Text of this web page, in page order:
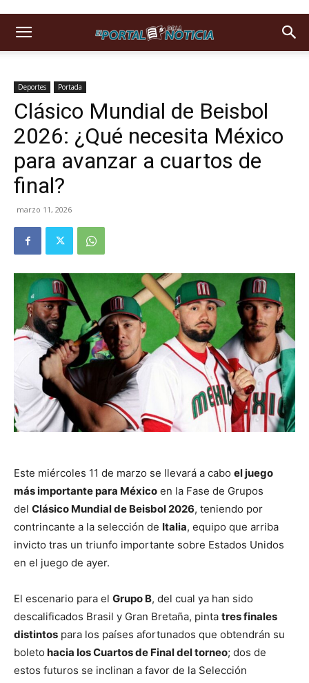
Deportes Portada
Clásico Mundial de Beisbol
2026: ¿Qué necesita México
para avanzar a cuartos de
final?
marzo 11, 2026
Este miércoles 11 de marzo se llevará a cabo el juego
más importante para México en la Fase de Grupos
del Clásico Mundial de Beisbol 2026, teniendo por
contrincante a la selección de Italia, equipo que arriba
invicto tras un triunfo importante sobre Estados Unidos
en el juego de ayer.
El escenario para el Grupo B, del cual ya han sido
descalificados Brasil y Gran Bretaña, pinta tres finales
distintos para los países afortunados que obtendrán su
boleto hacia los Cuartos de Final del torneo; dos de
estos futuros se inclinan a favor de la Selección